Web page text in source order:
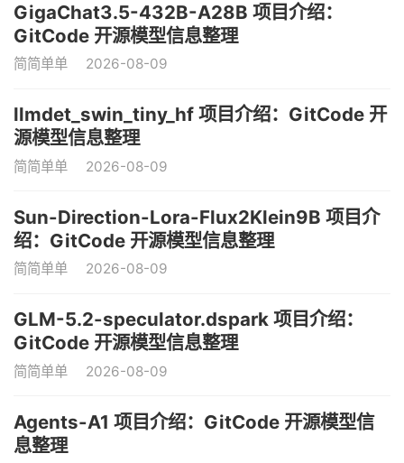
GigaChat3.5-432B-A28B 项目介绍：
GitCode 开源模型信息整理
简简单单 2026-08-09
llmdet_swin_tiny_hf 项目介绍：GitCode 开
源模型信息整理
简简单单 2026-08-09
Sun-Direction-Lora-Flux2Klein9B 项目介
绍：GitCode 开源模型信息整理
简简单单 2026-08-09
GLM-5.2-speculator.dspark 项目介绍：
GitCode 开源模型信息整理
简简单单 2026-08-09
Agents-A1 项目介绍：GitCode 开源模型信
息整理